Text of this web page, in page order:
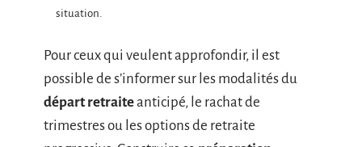
situation.
Pour ceux qui veulent approfondir, il est
possible de s’informer sur les modalités du
départ retraiteanticipé, le rachat de
trimestres ou les options de retraite